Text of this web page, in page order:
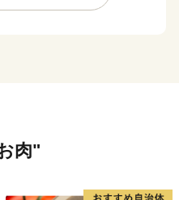
大の中州である自然豊か
い。肉"